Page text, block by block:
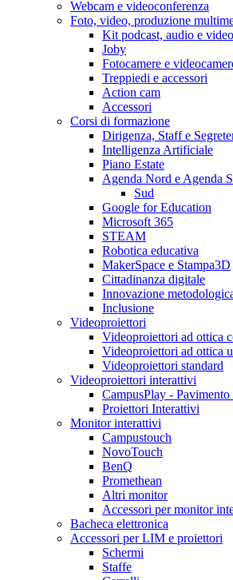
Webcam e videoconferenza
Foto, video, produzione
Kit podcast, audio e video
Joby
Fotocamere e
Treppiedi e accessori
Action cam
Accessori
Corsi di formazione
Dirigenza, Staff e
Intelligenza Artificiale
Piano Estate
Agenda Nord e Agenda
Sud
Google for Education
Microsoft 365
STEAM
Robotica educativa
MakerSpace e Stampa3D
Cittadinanza digitale
Innovazione
Inclusione
Videoproiettori
Videoproiettori ad ottica
Videoproiettori ad ottica
Videoproiettori standard
Videoproiettori interattivi
CampusPlay -
Proiettori Interattivi
Monitor interattivi
Campustouch
NovoTouch
BenQ
Promethean
Altri monitor
Accessori per monitor
Bacheca elettronica
Accessori per LIM e proiettori
Schermi
Staffe